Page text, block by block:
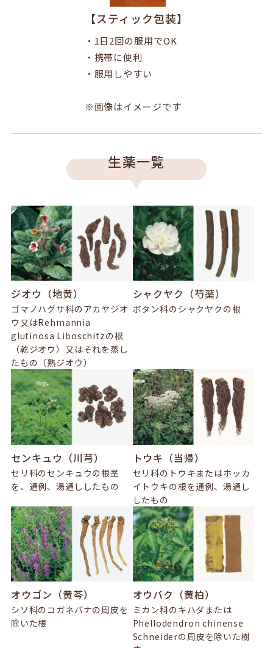
【スティック包装】
・1日2回の服用でOK
・携帯に便利
・服用しやすい
※画像はイメージです
生薬一覧
ジオウ（地黄）
ゴマノハグサ科のアカヤジオ
ウ又はRehmannia
glutinosa Liboschitzの根
（乾ジオウ）又はそれを蒸し
たもの（熟ジオウ）
シャクヤク（芍薬）
ボタン科のシャクヤクの根
センキュウ（川芎）
セリ科のセンキュウの根茎
を、通例、湯通ししたもの
トウキ（当帰）
セリ科のトウキまたはホッカ
イトウキの根を通例、湯通し
したもの
オウゴン（黄芩）
シソ科のコガネバナの周皮を
除いた根
オウバク（黄柏）
ミカン科のキハダまたは
Phellodendron chinense
Schneiderの周皮を除いた樹